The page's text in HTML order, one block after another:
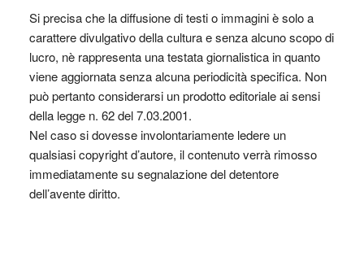
Si precisa che la diffusione di testi o immagini è solo a
carattere divulgativo della cultura e senza alcuno scopo di
lucro, nè rappresenta una testata giornalistica in quanto
viene aggiornata senza alcuna periodicità specifica. Non
può pertanto considerarsi un prodotto editoriale ai sensi
della legge n. 62 del 7.03.2001.
Nel caso si dovesse involontariamente ledere un
qualsiasi copyright d’autore, il contenuto verrà rimosso
immediatamente su segnalazione del detentore
dell’avente diritto.